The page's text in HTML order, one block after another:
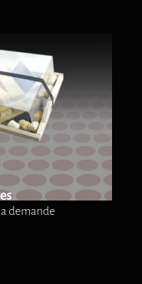
demande